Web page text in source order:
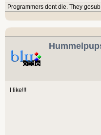
Programmers dont die. They gosub
I like!!!